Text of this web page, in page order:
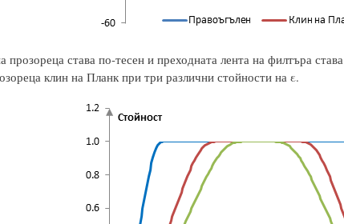
прозореца става по-тесен и преходната лента на филтъра
клин на Планк при три различни стойности на ε.